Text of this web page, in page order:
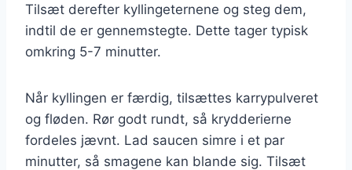
Tilsæt derefter kyllingeternene og steg dem,
indtil de er gennemstegte. Dette tager typisk
omkring 5-7 minutter.
Når kyllingen er færdig, tilsættes karrypulveret
og fløden. Rør godt rundt, så krydderierne
fordeles jævnt. Lad saucen simre i et par
minutter, så smagene kan blande sig. Tilsæt